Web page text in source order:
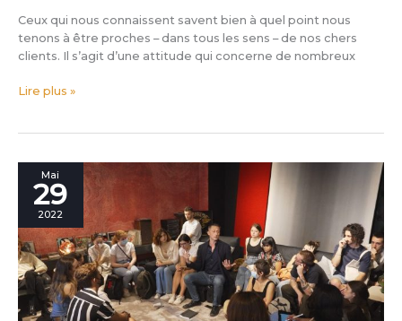
Ceux qui nous connaissent savent bien à quel point nous
tenons à être proches – dans tous les sens – de nos chers
clients. Il s’agit d’une attitude qui concerne de nombreux
Lire plus »
Mai
29
2022
Filippo
Berto
rencontre
Designers
de
demain
70
étudiants